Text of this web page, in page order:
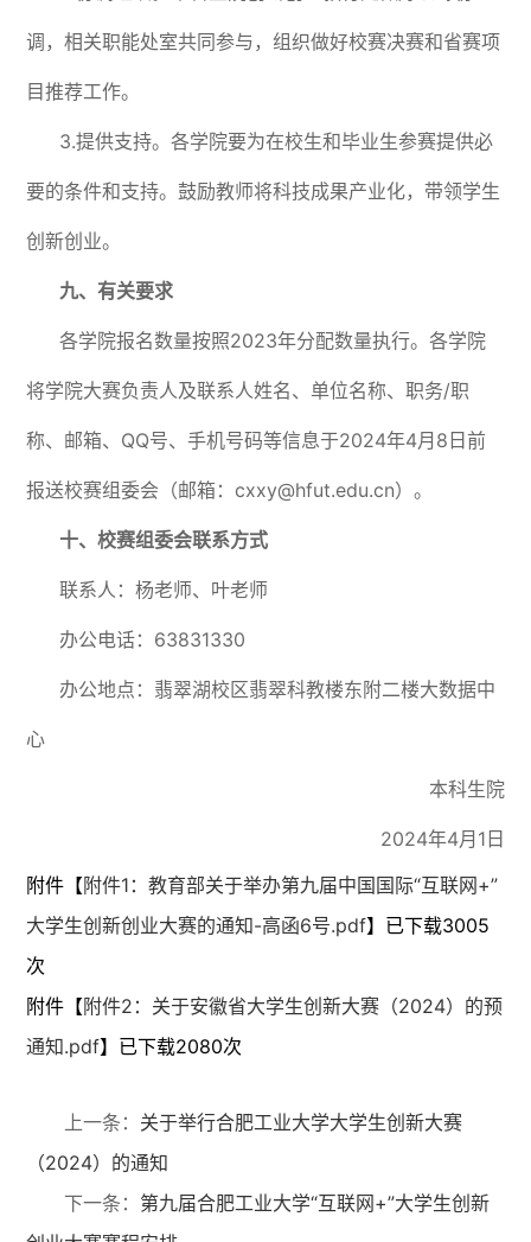
调，相关职能处室共同参与，组织做好校赛决赛和省赛项
目推荐工作。
3.提供支持。各学院要为在校生和毕业生参赛提供必
要的条件和支持。鼓励教师将科技成果产业化，带领学生
创新创业。
九、有关要求
各学院报名数量按照2023年分配数量执行。各学院
将学院大赛负责人及联系人姓名、单位名称、职务/职
称、邮箱、QQ号、手机号码等信息于2024年4月8日前
报送校赛组委会（邮箱：cxxy@hfut.edu.cn）。
十、校赛组委会联系方式
联系人：杨老师、叶老师
办公电话：63831330
办公地点：翡翠湖校区翡翠科教楼东附二楼大数据中
心
本科生院
2024年4月1日
附件【附件1：教育部关于举办第九届中国国际“互联网+”
大学生创新创业大赛的通知-高函6号.pdf】已下载3005
次
附件【附件2：关于安徽省大学生创新大赛（2024）的预
通知.pdf】已下载2080次
上一条： 关于举行合肥工业大学大学生创新大赛
（2024）的通知
下一条： 第九届合肥工业大学“互联网+”大学生创新